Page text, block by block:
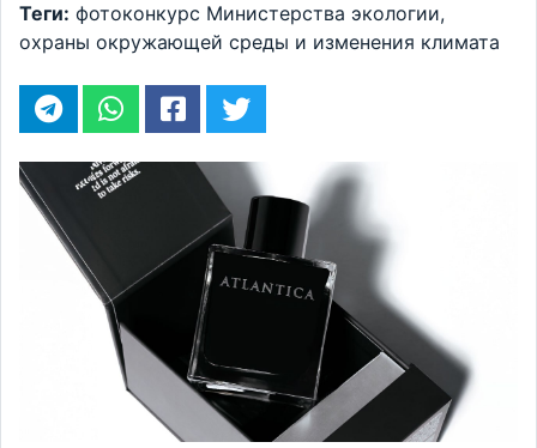
Теги: фотоконкурс Министерства экологии,
охраны окружающей среды и изменения климата